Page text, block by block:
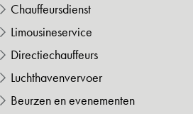
Chauffeursdienst
Limousineservice
Directiechauffeurs
Luchthavenvervoer
Beurzen en evenementen